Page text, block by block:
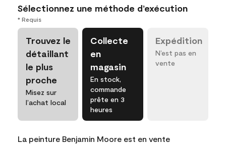
Sélectionnez une méthode d’exécution
* Requis
Trouvez le
détaillant
le plus
proche
Misez sur
l’achat local
Collecte
en
magasin
En stock,
commande
prête en 3
heures
Expédition
N’est pas en
vente
La peinture Benjamin Moore est en vente